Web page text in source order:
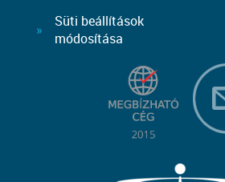
Süti beállítások
módosítása